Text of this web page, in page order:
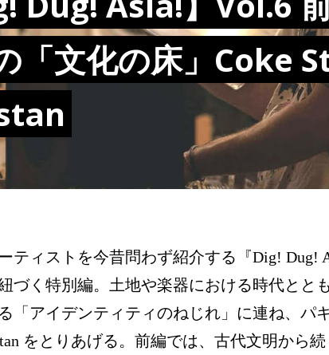
「文化の床」Coke
ティストを今昔問わず紹介する『Dig! Dug!
づく特別編。土地や楽器における時代とと
「アイデンティティのねじれ」に連ね、パ
をとりあげる。前編では、古代文明から